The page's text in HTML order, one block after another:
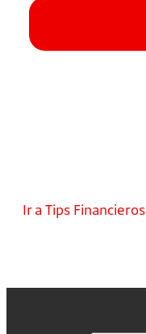
Ir a Tips Financieros